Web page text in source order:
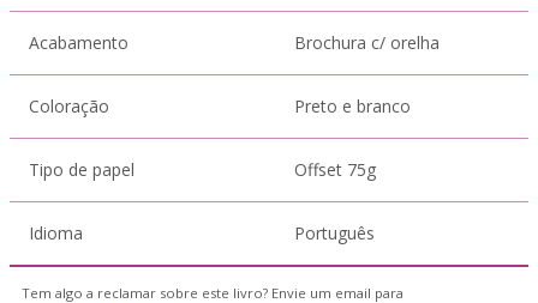
Acabamento Brochura c/ orelha
Coloração Preto e branco
Tipo de papel Offset 75g
Idioma Português
Tem algo a reclamar sobre este livro? Envie um email para